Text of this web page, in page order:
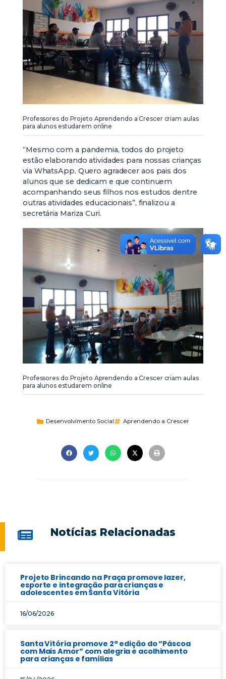
Professores do Projeto Aprendendo a Crescer criam aulas
para alunos estudarem online
“Mesmo com a pandemia, todos do projeto
estão elaborando atividades para nossas crianças
via WhatsApp. Quero agradecer aos pais dos
alunos que se dedicam e que continuem
acompanhando seus filhos nos estudos dentre
outras atividades educacionais”, finalizou a
secretária Mariza Curi.
Professores do Projeto Aprendendo a Crescer criam aulas
para alunos estudarem online
Desenvolvimento Social Aprendendo a Crescer
Notícias Relacionadas
Projeto Brincando na Praça promove lazer,
esporte e integração para crianças e
adolescentes em Santa Vitória
16/06/2026
Santa Vitória promove 2ª edição do “Páscoa
com Mais Amor” com alegria e acolhimento
para crianças e famílias